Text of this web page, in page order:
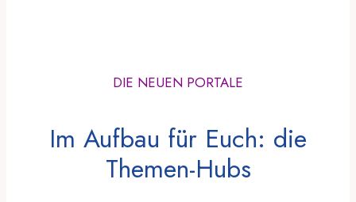
DIE NEUEN PORTALE
Im Aufbau für Euch: die
Themen-Hubs